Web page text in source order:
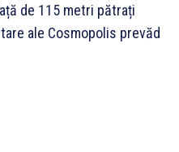
de 115 metri pătrați
ale Cosmopolis prevăd